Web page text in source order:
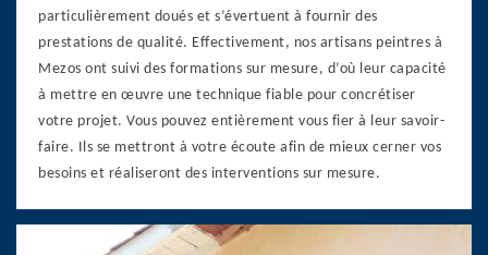
particulièrement doués et s’évertuent à fournir des
prestations de qualité. Effectivement, nos artisans peintres à
Mezos ont suivi des formations sur mesure, d’où leur capacité
à mettre en œuvre une technique fiable pour concrétiser
votre projet. Vous pouvez entièrement vous fier à leur savoir-
faire. Ils se mettront à votre écoute afin de mieux cerner vos
besoins et réaliseront des interventions sur mesure.